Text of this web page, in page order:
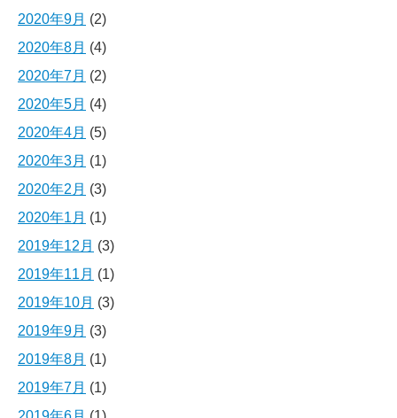
2020年9月 (2)
2020年8月 (4)
2020年7月 (2)
2020年5月 (4)
2020年4月 (5)
2020年3月 (1)
2020年2月 (3)
2020年1月 (1)
2019年12月 (3)
2019年11月 (1)
2019年10月 (3)
2019年9月 (3)
2019年8月 (1)
2019年7月 (1)